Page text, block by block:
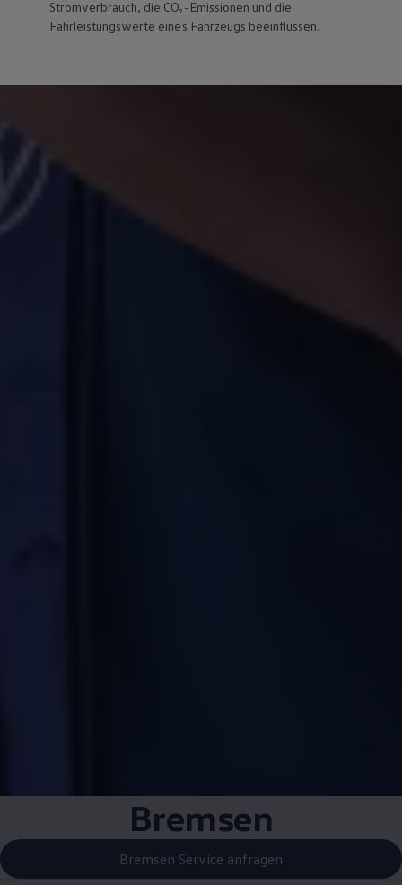
Bremsen
Bremsen Service anfragen
Stromverbrauch, die CO₂-Emissionen und die
Fahrleistungswerte eines Fahrzeugs beeinflussen.